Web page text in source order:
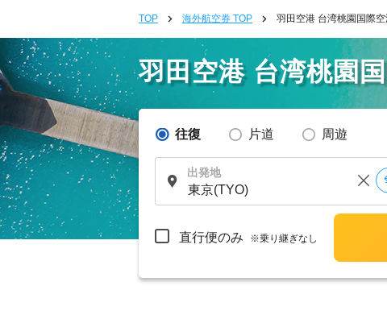
TOP 海外航空券 TOP 羽田空港 台湾桃園国際
羽田空港 台湾桃園
往復 片道 周遊
出発地
直行便のみ ※乗り継ぎなし